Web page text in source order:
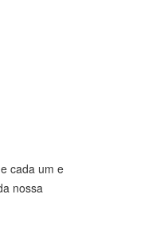
cada um e
nossa